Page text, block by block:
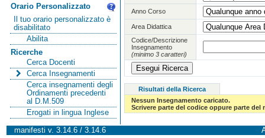
Orario Personalizzato
Il tuo orario personalizzato è
disabilitato
Abilita
Ricerche
Cerca Docenti
Cerca Insegnamenti
Cerca insegnamenti degli
Ordinamenti precedenti
al D.M.509
Erogati in lingua Inglese
Anno Corso
Area Didattica
Codice/Descrizione
Insegnamento
(minimo 3 caratteri)
Risultati della Ricerca
Nessun Insegnamento caricato.
Scrivere parte del codice oppure parte
manifesti v. 3.14.6 / 3.14.6